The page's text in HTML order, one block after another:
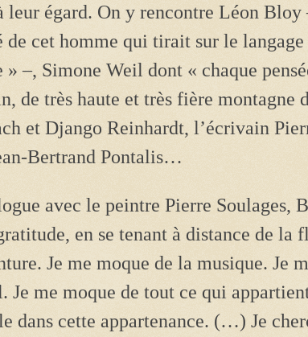
leur égard. On y rencontre Léon Bloy
de cet homme qui tirait sur le
» –, ­Simone Weil dont « chaque
de très haute et très fière montagne
et Django Reinhardt, l’écrivain
Bertrand Pontalis…
avec le peintre Pierre Soulages,
en se tenant à distance de la
Je me moque de la musique. Je
Je me moque de tout ce qui
dans cette appartenance. (…) Je